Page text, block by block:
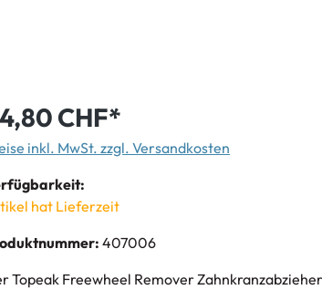
CHF*
inkl. MwSt. zzgl. Versandkosten
hat Lieferzeit
407006
Topeak Freewheel Remover